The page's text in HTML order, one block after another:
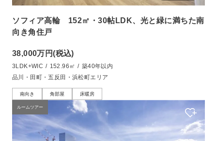
ソフィア高輪 152㎡・30帖LDK、光と緑に満ちた南
向き角住戸
38,000万円(税込)
3LDK+WIC / 152.96㎡ / 築40年以内
品川・田町・五反田・浜松町エリア
南向き 角部屋 床暖房
ルームツアー